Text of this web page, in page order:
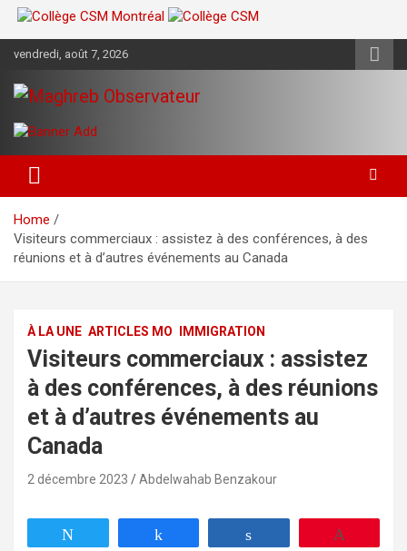
content
vendredi, août 7, 2026
Maghreb Observateur
Home
Visiteurs commerciaux : assistez à des conférences, à des
réunions et à d’autres événements au Canada
À LA UNE ARTICLES MO IMMIGRATION
Visiteurs commerciaux : assistez
à des conférences, à des réunions
et à d’autres événements au
Canada
2 décembre 2023 Abdelwahab Benzakour